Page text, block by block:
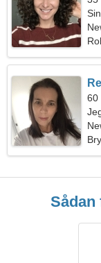
60
Sådan